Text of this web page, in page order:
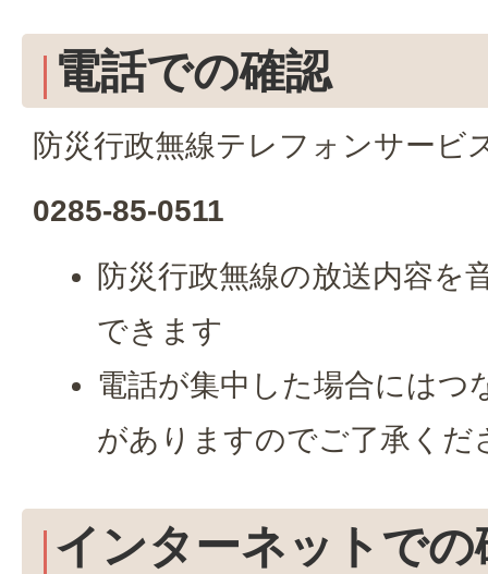
電話での確認
防災行政無線テレフォンサービ
0285-85-0511
防災行政無線の放送内容を
できます
電話が集中した場合にはつ
がありますのでご了承くだ
インターネットでの